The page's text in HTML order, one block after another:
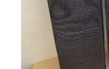
Rumah